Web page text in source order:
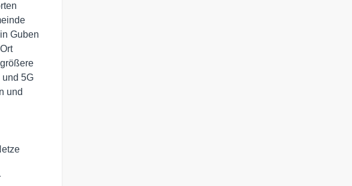
Guben
und 5G
und